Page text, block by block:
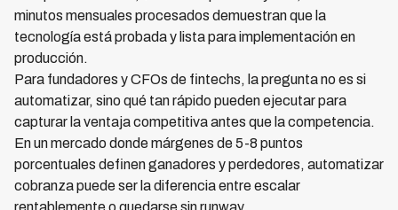
minutos mensuales procesados demuestran que la
tecnología está probada y lista para implementación en
producción.
Para fundadores y CFOs de fintechs, la pregunta no es si
automatizar, sino qué tan rápido pueden ejecutar para
capturar la ventaja competitiva antes que la competencia.
En un mercado donde márgenes de 5-8 puntos
porcentuales definen ganadores y perdedores, automatizar
cobranza puede ser la diferencia entre escalar